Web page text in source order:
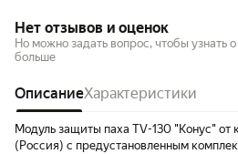
Нет отзывов и оценок
Но можно задать вопрос, чтобы узнать
больше
ОписаниеХарактеристики
Модуль защиты паха TV-130 "Конус" от
(Россия) с предустановленным